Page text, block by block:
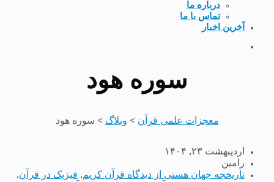
درباره ما
تماس با ما
آخرین اخبار
سوره هود
معجزات علمی قرآن > وبلاگ > سوره هود
اردیبهشت ۲۳, ۱۴۰۴
رامین
تاریخچه جهان هستی از دیدگاه قرآن کریم, فیزیک در قرآن,